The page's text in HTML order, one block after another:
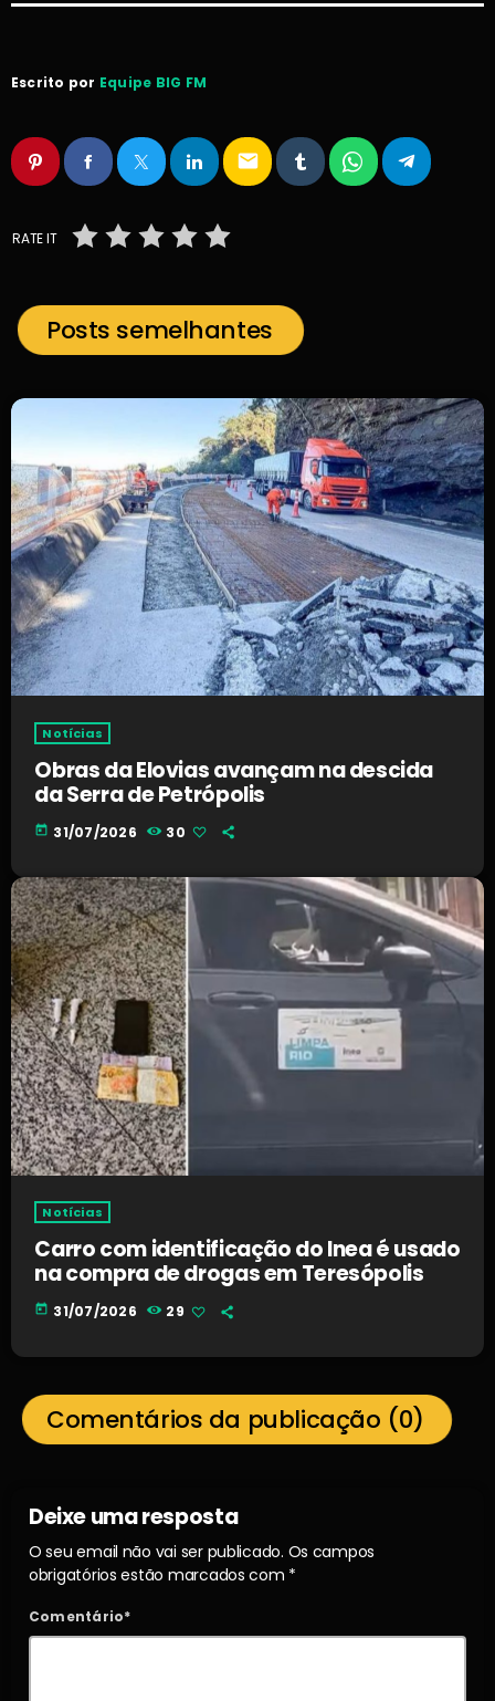
Escrito por Equipe BIG FM
email
RATE IT
Posts semelhantes
Notícias
Obras da Elovias avançam na descida
da Serra de Petrópolis
today 31/07/2026 30
Notícias
Carro com identificação do Inea é usado
na compra de drogas em Teresópolis
today 31/07/2026 29
Comentários da publicação (0)
Deixe uma resposta
O seu email não vai ser publicado. Os campos
obrigatórios estão marcados com *
Comentário*